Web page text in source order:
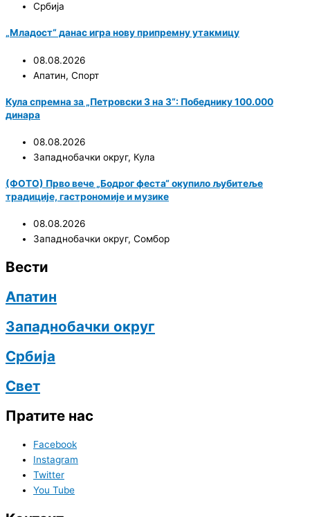
Србија
„Младост“ данас игра нову припремну утакмицу
08.08.2026
Апатин, Спорт
Кула спремна за „Петровски 3 на 3“: Победнику 100.000
динара
08.08.2026
Западнобачки округ, Кула
(ФОТО) Прво вече „Бодрог феста“ окупило љубитеље
традиције, гастрономије и музике
08.08.2026
Западнобачки округ, Сомбор
Вести
Апатин
Западнобачки округ
Србија
Свет
Пратите нас
Facebook
Instagram
Twitter
You Tube